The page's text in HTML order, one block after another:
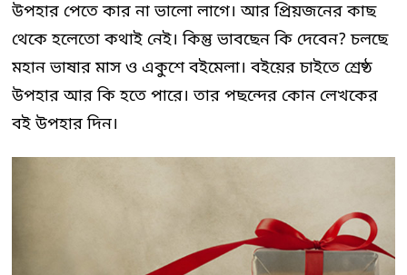
উপহার পেতে কার না ভালো লাগে। আর প্রিয়জনের কাছ
থেকে হলেতো কথাই নেই। কিন্তু ভাবছেন কি দেবেন? চলছে
মহান ভাষার মাস ও একুশে বইমেলা। বইয়ের চাইতে শ্রেষ্ঠ
উপহার আর কি হতে পারে। তার পছন্দের কোন লেখকের
বই উপহার দিন।